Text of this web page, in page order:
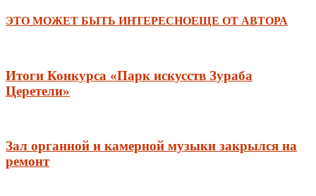
ЭТО МОЖЕТ БЫТЬ ИНТЕРЕСНОЕЩЕ ОТ АВТОРА
Итоги Конкурса «Парк искусств Зураба
Церетели»
Зал органной и камерной музыки закрылся на
ремонт